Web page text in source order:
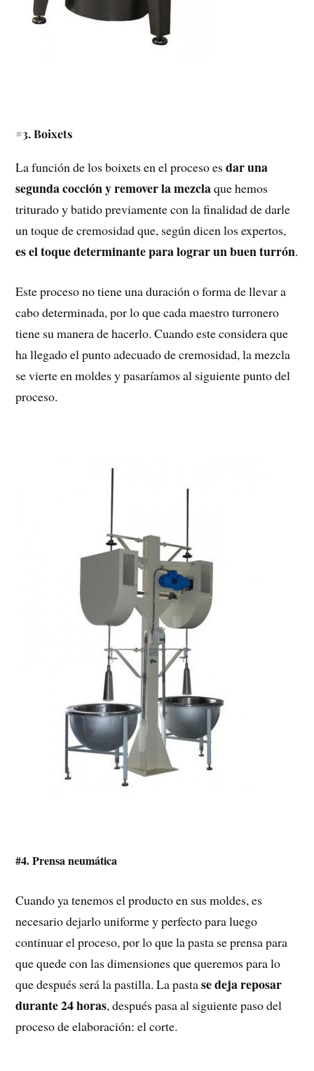
#3. Boixets
La función de los boixets en el proceso esdar una
segunda cocción y remover la mezclaque hemos
triturado y batido previamente con la finalidad de darle
un toque de cremosidad que, según dicen los expertos,
es el toque determinante para lograr un buen turrón.
Este proceso no tiene una duración o forma de llevar a
cabo determinada, por lo que cada maestro turronero
tiene su manera de hacerlo. Cuando este considera que
ha llegado el punto adecuado de cremosidad, la mezcla
se vierte en moldes y pasaríamos al siguiente punto del
proceso.
#4. Prensa neumática
Cuando ya tenemos el producto en sus moldes, es
necesario dejarlo uniforme y perfecto para luego
continuar el proceso, por lo que la pasta se prensa para
que quede con las dimensiones que queremos para lo
que después será la pastilla. La pastase deja reposar
durante 24 horas, después pasa al siguiente paso del
proceso de elaboración: el corte.